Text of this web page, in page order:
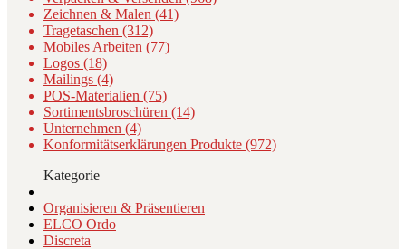
Zeichnen & Malen (41)
Tragetaschen (312)
Mobiles Arbeiten (77)
Logos (18)
Mailings (4)
POS-Materialien (75)
Sortimentsbroschüren (14)
Unternehmen (4)
Konformitätserklärungen Produkte (972)
Kategorie
Organisieren & Präsentieren
ELCO Ordo
Discreta